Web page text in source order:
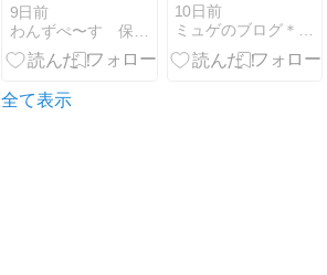
♡
9日前
10日前
全て表示